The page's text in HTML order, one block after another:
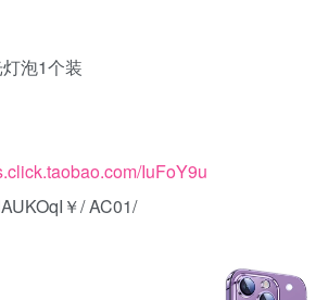
泡1个装
IuFoY9u
￥/ AC01/